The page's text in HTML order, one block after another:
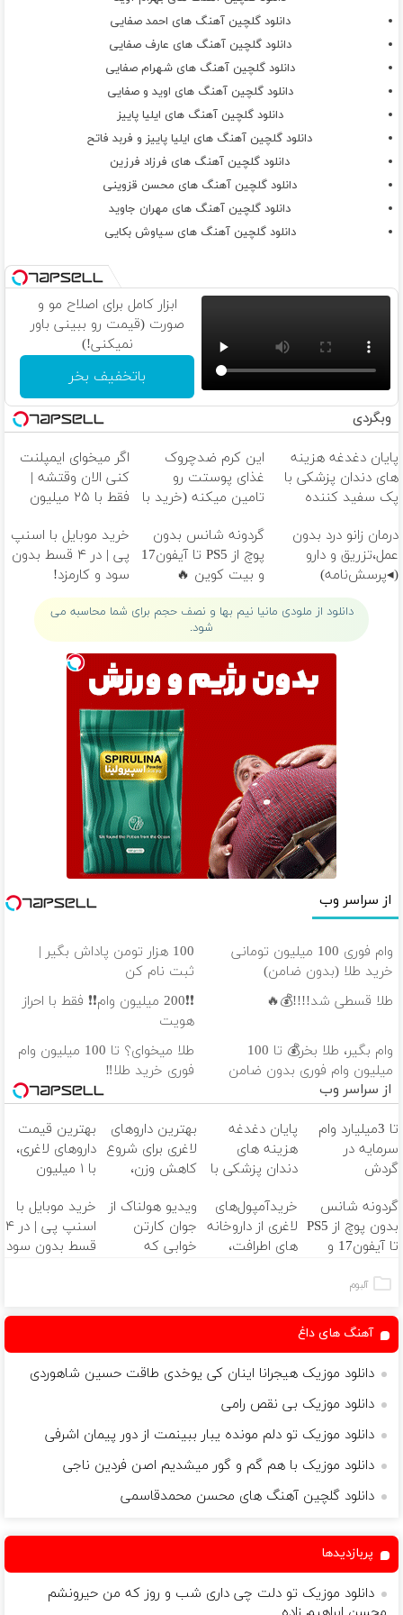
ولی یادم اومد متر کردیم همه جارو باهم
مگه میشه نباشی الان
بگو‌مگه میشه همه چی شه یهویی خراب
میدونم من مثه قبل
پس الکی هی اکتای دکوری نیا
دلم واست تنگه
ولی نمیخوام ببینمت من یه ثانیه دیگه
دیگه مخم شده بنگر
هی پک میزنم به سیگاری که‌ کامی نمیده
کورس ۲ صفایی
اگه جایی
گریه نکن نه
واست مردم قبلا
این پاییز
فرصت از دست رفت
بی خوابی
منم جوینتم دستم
اگه باشم ا کوکایین میپری رو‌کتامین
رابطه نرسید به پاییز
خودمو‌خالی میکنم با دو سه تا پلاگین
بگو بگو بهم تهش چیشد
من چشاتو میخواستم تنت بره کی شد
الان از یادتو رفته همه چی
دلت تنگ میشه من میکنم تلافیشو
جلوم دو تا سایده
جفتشون مثه همن برام بی فایده
رو مخمه پوکسایده
خندمو نمیبینه حتی دیگه این اینه
خشابه قرصا خالی
با فشار عصبی بالام با ودکا پایین
دانلود گلچین آهنگ های احمد صفایی
دانلود گلچین آهنگ های عارف صفایی
دانلود گلچین آهنگ های شهرام صفایی
دانلود گلچین آهنگ های اوید و صفایی
دانلود گلچین آهنگ های ایلیا پاییز
دانلود گلچین آهنگ های ایلیا پاییز و فربد فاتح
دانلود گلچین آهنگ های فرزاد فرزین
دانلود گلچین آهنگ های محسن قزوینی
دانلود گلچین آهنگ های مهران جاوید
دانلود گلچین آهنگ های سیاوش بکایی
ابزار کامل برای اصلاح مو و
صورت (قیمت رو ببینی باور
نمیکنی!)
باتخفیف بخر
وبگردی
پایان دغدغه هزینه
های دندان پزشکی با
پک سفید کننده
این کرم ضدچروک
غذای پوستت رو
تامین میکنه (خرید با
اگر میخوای ایمپلنت
کنی الان وقتشه |
فقط با ۲۵ میلیون
درمان زانو درد بدون
عمل،تزریق و دارو
(◂پرسش‌نامه)
گردونه شانس بدون
پوچ از PS5 تا آیفون17
و بیت کوین 🔥
خرید موبایل با اسنپ
پی | در ۴ قسط بدون
سود و کارمزد!
دانلود از ملودی مانیا نیم بها و نصف حجم برای شما محاسبه می
شود.
از سراسر وب
وام فوری 100 میلیون تومانی
خرید طلا (بدون ضامن)
100 هزار تومن پاداش بگیر |
ثبت نام کن
طلا قسطی شد!!!!💰🔥
❗❗200 میلیون وام❗❗ فقط با احراز
هویت
وام بگیر، طلا بخر💰 تا 100
میلیون وام فوری بدون ضامن
طلا میخوای؟ تا 100 میلیون وام
فوری خرید طلا‼️
از سراسر وب
تا 3میلیارد وام
سرمایه در
گردش
فروشگاهت رو
ثبت کن
پایان دغدغه
هزینه های
دندان پزشکی با
کننده خانگی
بهترین داروهای
لاغری برای شروع
کاهش وزن،
های نزدیکت!
بهترین قیمت
داروهای لاغری،
با ۱ میلیون
از داروخانه‌
گردونه شانس
بدون پوچ از PS5
تا آیفون17 و
خریدآمپول‌های
لاغری از داروخانه
های اطرافت،
ویدیو هولناک از
جوان کارتن
خوابی که
خرید موبایل با
اسنپ پی | در ۴
قسط بدون سود
آلبوم
آهنگ های داغ
دانلود موزیک هیجرانا اینان کی یوخدی طاقت حسین شاهوردی
دانلود موزیک بی نقص رامی
دانلود موزیک تو دلم مونده یبار ببینمت از دور پیمان اشرفی
دانلود موزیک با هم گم و گور میشدیم اصن فردین ناجی
دانلود گلچین آهنگ های محسن محمدقاسمی
پربازدیدها
دانلود موزیک تو دلت چی داری شب و روز که من حیرونشم